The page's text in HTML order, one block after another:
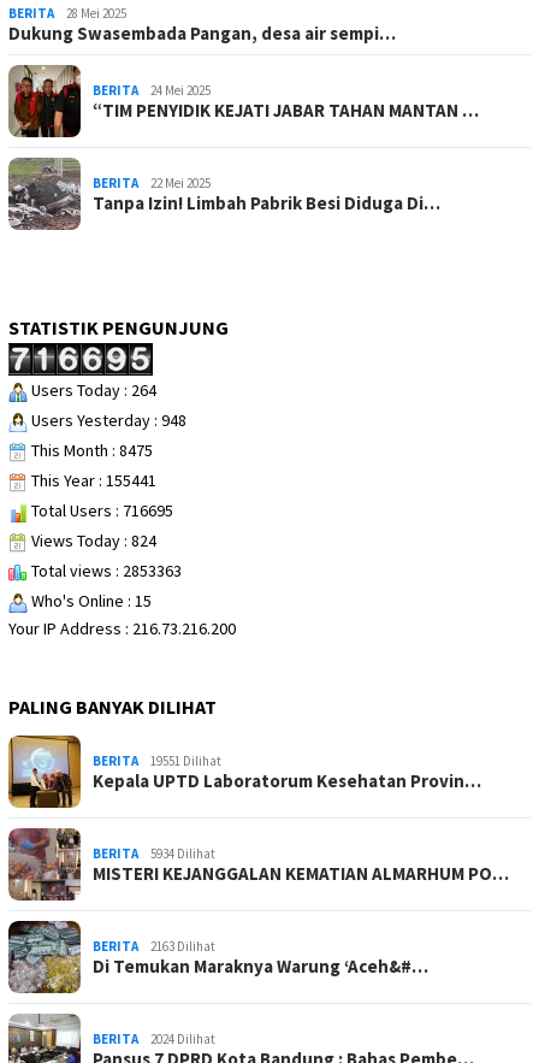
BERITA 28 Mei 2025
Dukung Swasembada Pangan, desa air sempi…
BERITA 24 Mei 2025
“TIM PENYIDIK KEJATI JABAR TAHAN MANTAN …
BERITA 22 Mei 2025
Tanpa Izin! Limbah Pabrik Besi Diduga Di…
STATISTIK PENGUNJUNG
Users Today : 264
Users Yesterday : 948
This Month : 8475
This Year : 155441
Total Users : 716695
Views Today : 824
Total views : 2853363
Who's Online : 15
Your IP Address : 216.73.216.200
PALING BANYAK DILIHAT
BERITA 19551 Dilihat
Kepala UPTD Laboratorum Kesehatan Provin…
BERITA 5934 Dilihat
MISTERI KEJANGGALAN KEMATIAN ALMARHUM PO…
BERITA 2163 Dilihat
Di Temukan Maraknya Warung ‘Aceh&#…
BERITA 2024 Dilihat